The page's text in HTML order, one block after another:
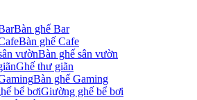
Bàn ghế Bar
Bàn ghế Cafe
Bàn ghế sân vườn
Ghế thư giãn
Bàn ghế Gaming
Giường ghế bể bơi